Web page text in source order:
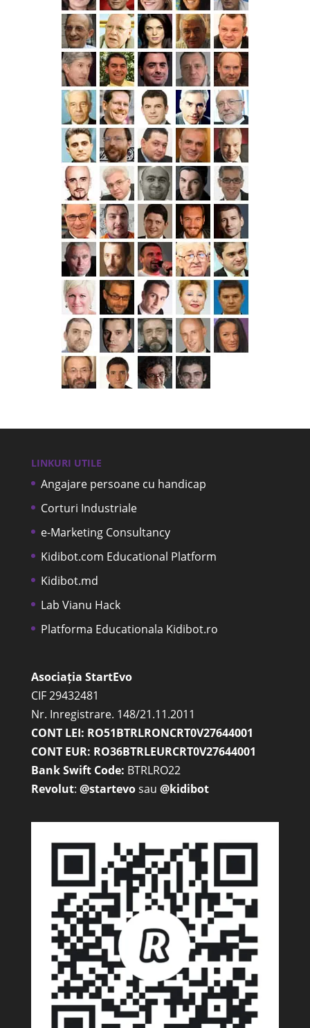
LINKURI UTILE
Angajare persoane cu handicap
Corturi Industriale
e-Marketing Consultancy
Kidibot.com Educational Platform
Kidibot.md
Lab Vianu Hack
Platforma Educationala Kidibot.ro
Asociația StartEvo
CIF 29432481
Nr. Inregistrare. 148/21.11.2011
CONT LEI: RO51BTRLRONCRT0V27644001
CONT EUR: RO36BTRLEURCRT0V27644001
Bank Swift Code: BTRLRO22
Revolut: @startevosau @kidibot